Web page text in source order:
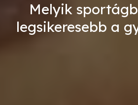
Melyik
legsikeresebb a